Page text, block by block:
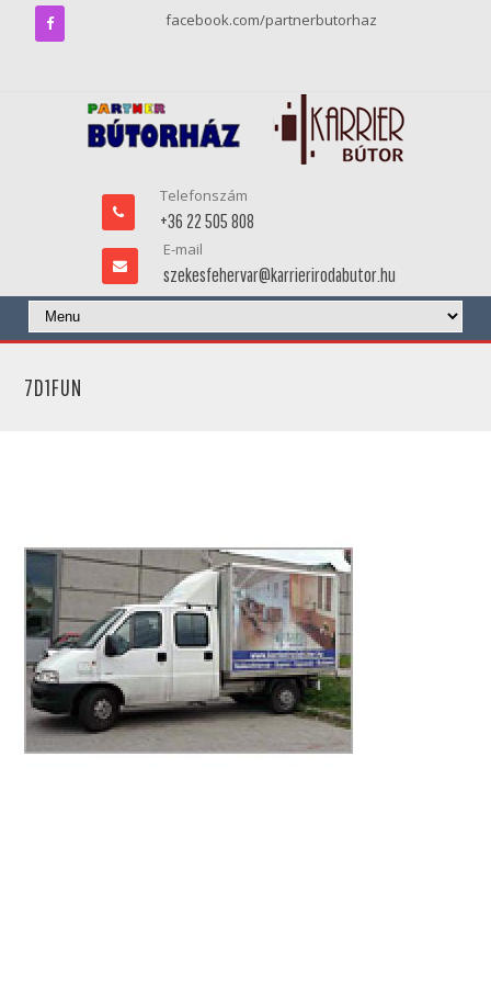
facebook.com/partnerbutorhaz
Telefonszám
+36 22 505 808
E-mail
szekesfehervar@karrierirodabutor.hu
7D1FUN